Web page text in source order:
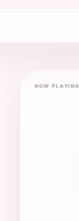
NOW PLAYING